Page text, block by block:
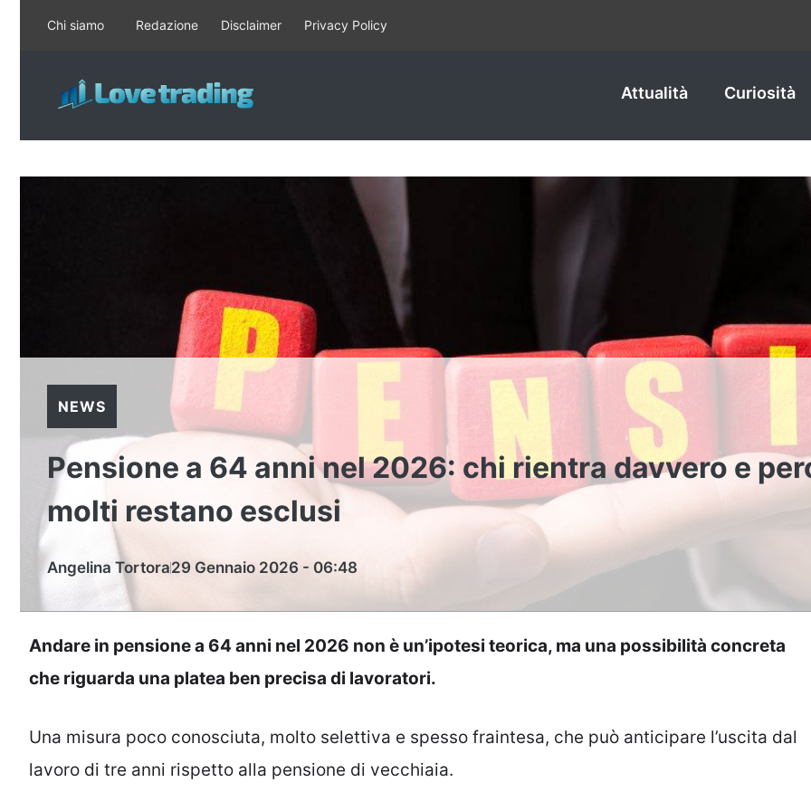
contenuto
Chi siamo Redazione Disclaimer Privacy Policy
Attualità Curiosità
NEWS
Pensione a 64 anni nel 2026: chi rientra davvero e
molti restano esclusi
Angelina Tortora29 Gennaio 2026 - 06:48
Andare in pensione a 64 anni nel 2026 non è un’ipotesi teorica, ma una possibilità concreta
che riguarda una platea ben precisa di lavoratori.
Una misura poco conosciuta, molto selettiva e spesso fraintesa, che può anticipare l’uscita dal
lavoro di tre anni rispetto alla pensione di vecchiaia.